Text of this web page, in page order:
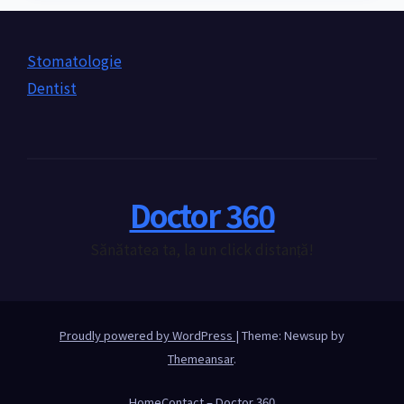
Stomatologie
Dentist
Doctor 360
Proudly powered by WordPress | Theme: Newsup by
Themeansar.